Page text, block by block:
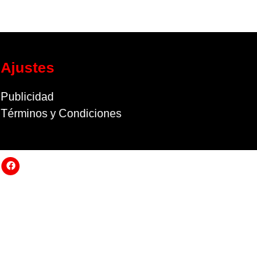
Ajustes
Publicidad
Términos y Condiciones